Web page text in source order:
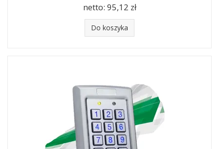
netto: 95,12 zł
Do koszyka